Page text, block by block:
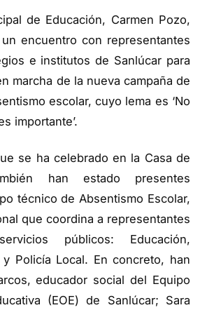
de Educación, Carmen Pozo,
encuentro con representantes
e institutos de Sanlúcar para
marcha de la nueva campaña de
escolar, cuyo lema es ‘No
importante’.
se ha celebrado en la Casa de
han estado presentes
técnico de Absentismo Escolar,
que coordina a representantes
públicos: Educación,
Policía Local. En concreto, han
educador social del Equipo
(EOE) de Sanlúcar; Sara